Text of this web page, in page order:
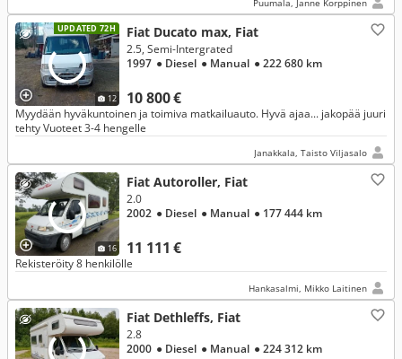
Puumala, Janne Korppinen
UPDATED 72H
12
Fiat Ducato max, Fiat
10 800 €
2.5, Semi-Intergrated
1997 ● Diesel ● Manual ● 222 680 km
Myydään hyväkuntoinen ja toimiva matkailuauto. Hyvä ajaa... jakopää juuri
tehty Vuoteet 3-4 hengelle
Janakkala, Taisto Viljasalo
16
Fiat Autoroller, Fiat
11 111 €
2.0
2002 ● Diesel ● Manual ● 177 444 km
Rekisteröity 8 henkilölle
Hankasalmi, Mikko Laitinen
Fiat Dethleffs, Fiat
2.8
2000 ● Diesel ● Manual ● 224 312 km